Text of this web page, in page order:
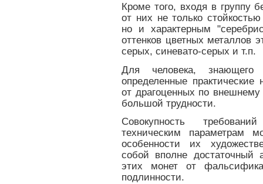
Кроме того, входя в группу
от них не только
но и характерным
оттенков цветных металлов
серых, синевато-серых и т.п.
Для человека,
определенные
от драгоценных по
большой трудности.
Совокупность
техническим параметрам
особенности их
собой вполне достаточный
этих монет от
подлинности.